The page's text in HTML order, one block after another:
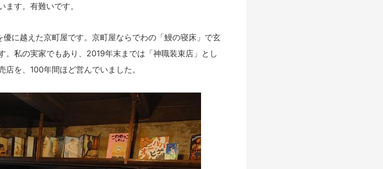
す。有難いです。
優に越えた京町屋です。京町屋ならでわの「鰻の寝床」で玄
。私の実家でもあり、2019年末までは「神職装束店」とし
を、100年間ほど営んでいました。